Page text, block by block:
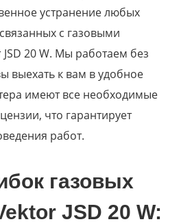
устранение любых
с газовыми
20 W. Мы работаем без
выехать к вам в удобное
имеют все необходимые
что гарантирует
работ.
газовых
JSD 20 W: